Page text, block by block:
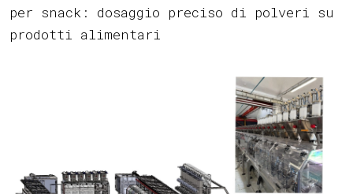
per snack: dosaggio preciso di polveri su
prodotti alimentari